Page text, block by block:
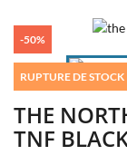
-50%
RUPTURE DE STOCK

THE
TNF